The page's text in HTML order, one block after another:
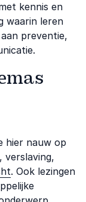
kennis en
waarin leren
preventie,
hier nauw op
, verslaving,
. Ook lezingen